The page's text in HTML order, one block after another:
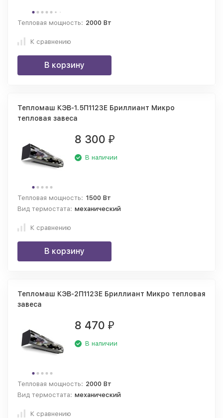
Тепловая мощность: 2000 Вт
К сравнению
В корзину
Тепломаш КЭВ-1.5П1123E Бриллиант Микро
тепловая завеса
8 300 ₽
В наличии
Тепловая мощность: 1500 Вт
Вид термостата: механический
К сравнению
В корзину
Тепломаш КЭВ-2П1123E Бриллиант Микро тепловая
завеса
8 470 ₽
В наличии
Тепловая мощность: 2000 Вт
Вид термостата: механический
К сравнению